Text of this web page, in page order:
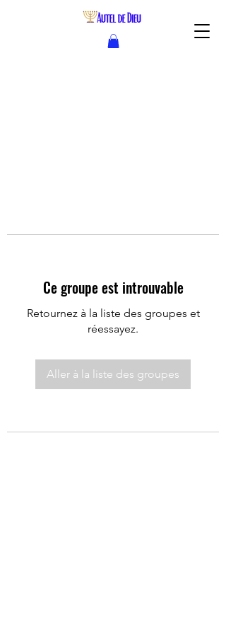
Ce groupe est introuvable
Retournez à la liste des groupes et
réessayez.
Aller à la liste des groupes